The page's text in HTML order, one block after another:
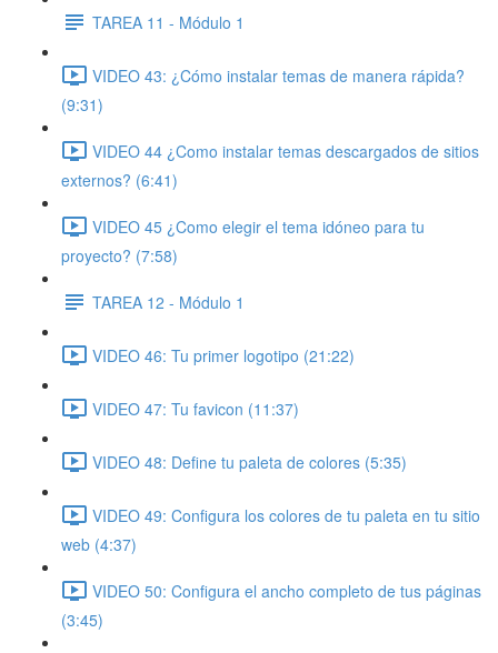
TAREA 11 - Módulo 1
VIDEO 43: ¿Cómo instalar temas de manera rápida?
(9:31)
VIDEO 44 ¿Como instalar temas descargados de sitios
externos? (6:41)
VIDEO 45 ¿Como elegir el tema idóneo para tu
proyecto? (7:58)
TAREA 12 - Módulo 1
VIDEO 46: Tu primer logotipo (21:22)
VIDEO 47: Tu favicon (11:37)
VIDEO 48: Define tu paleta de colores (5:35)
VIDEO 49: Configura los colores de tu paleta en tu sitio
web (4:37)
VIDEO 50: Configura el ancho completo de tus páginas
(3:45)